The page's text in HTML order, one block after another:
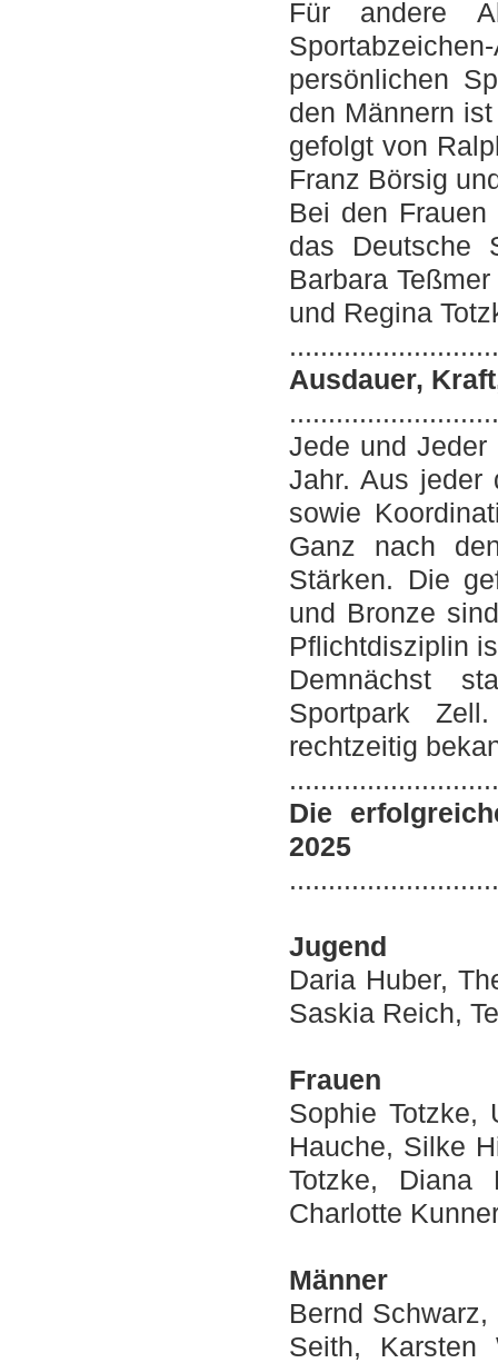
Für andere
persönlichen
den Männern
gefolgt von
Franz Börsig
Bei den
das Deutsche
Barbara
und Regina
Ausdauer,
Jede und Jeder
Jahr. Aus jeder
sowie
Ganz nach
Stärken. Die
und Bronze
Pflichtdisziplin
Demnächst
Sportpark
rechtzeitig
Die
2025
Jugend
Daria Huber,
Saskia Reich,
Frauen
Sophie Totzke,
Hauche, Silke
Totzke, Diana
Charlotte
Männer
Bernd
Seith, Karsten